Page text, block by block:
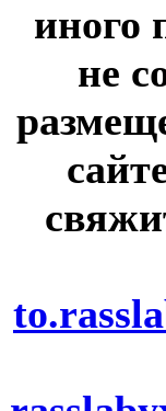
иного
не